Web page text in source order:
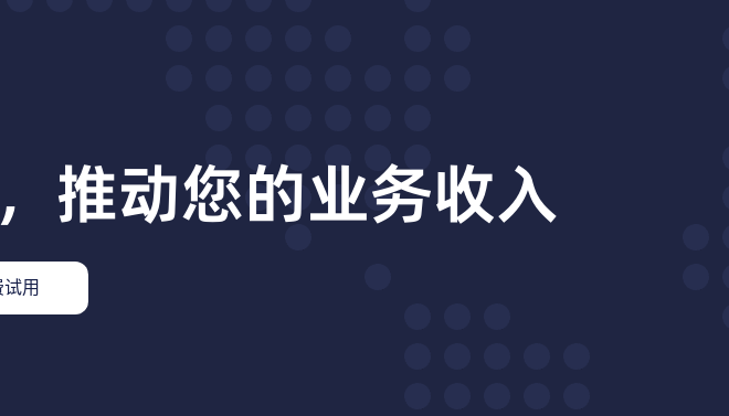
推动您的业务收入
用